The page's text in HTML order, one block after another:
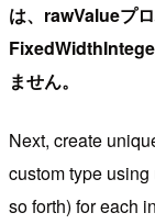
は、rawValueプ
ません。
Next, create
custom type
so forth) for each